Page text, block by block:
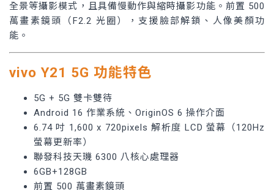
全景等攝影模式，且具備慢動作與縮時攝影功能。前置 500
萬畫素鏡頭（F2.2 光圈），支援臉部解鎖、人像美顏功
能。
vivo Y21 5G 功能特色
5G + 5G 雙卡雙待
Android 16 作業系統、OriginOS 6 操作介面
6.74 吋 1,600 x 720pixels 解析度 LCD 螢幕（120Hz
螢幕更新率）
聯發科技天璣 6300 八核心處理器
6GB+128GB
前置 500 萬畫素鏡頭